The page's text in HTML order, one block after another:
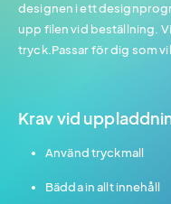
designen i ett
upp filen vid beställning.
tryck.Passar för dig som
Krav vid
Använd tryckmall
Bädda in allt innehåll